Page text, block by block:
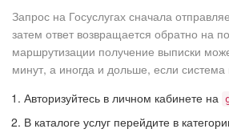
Запрос на Госуслугах сначала
затем ответ возвращается обратно на
маршрутизации получение выписки
минут, а иногда и дольше, если система
Авторизуйтесь в личном кабинете на
В каталоге услуг перейдите в